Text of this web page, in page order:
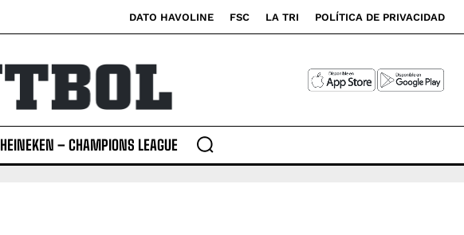
DATO HAVOLINE FSC LA TRI POLÍTICA DE PRIVACIDAD
HEINEKEN – CHAMPIONS LEAGUE